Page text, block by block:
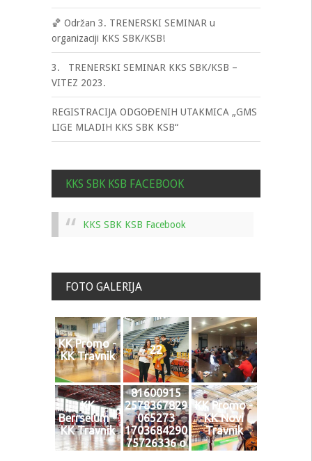
🏀 Održan 3. TRENERSKI SEMINAR u
organizaciji KKS SBK/KSB!
3. TRENERSKI SEMINAR KKS SBK/KSB –
VITEZ 2023.
REGISTRACIJA ODGOĐENIH UTAKMICA „GMS
LIGE MLADIH KKS SBK KSB“
KKS SBK KSB FACEBOOK
KKS SBK KSB Facebook
FOTO GALERIJA
KK Promo -
KK Travnik
22
KK
Berrselum -
KK Travnik
81600915
2578367829
065273
1703684290
75726336 o
KK Promo -
KK Novi
Travnik